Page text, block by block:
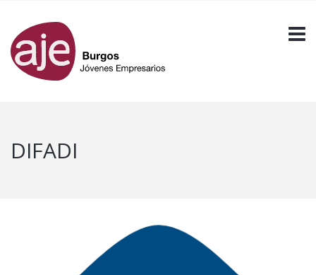
DIFADI